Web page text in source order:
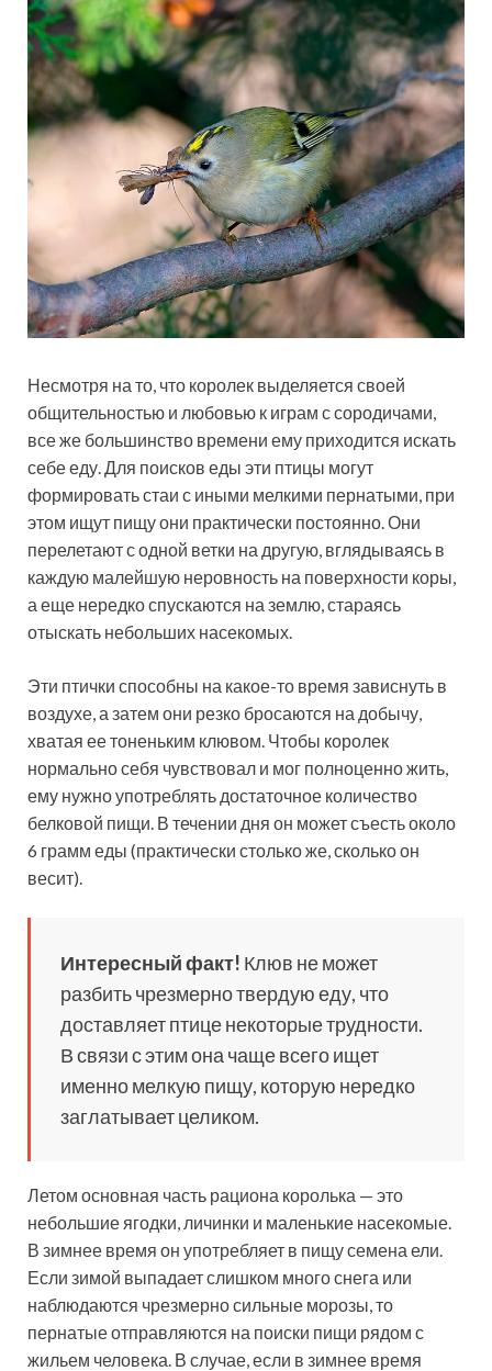
Несмотря на то, что королек выделяется своей
общительностью и любовью к играм с сородичами,
все же большинство времени ему приходится искать
себе еду. Для поисков еды эти птицы могут
формировать стаи с иными мелкими пернатыми, при
этом ищут пищу они практически постоянно. Они
перелетают с одной ветки на другую, вглядываясь в
каждую малейшую неровность на поверхности коры,
а еще нередко спускаются на землю, стараясь
отыскать небольших насекомых.
Эти птички способны на какое-то время зависнуть в
воздухе, а затем они резко бросаются на добычу,
хватая ее тоненьким клювом. Чтобы королек
нормально себя чувствовал и мог полноценно жить,
ему нужно употреблять достаточное количество
белковой пищи. В течении дня он может съесть около
6 грамм еды (практически столько же, сколько он
весит).
Интересный факт! Клюв не может
разбить чрезмерно твердую еду, что
доставляет птице некоторые трудности.
В связи с этим она чаще всего ищет
именно мелкую пищу, которую нередко
заглатывает целиком.
Летом основная часть рациона королька — это
небольшие ягодки, личинки и маленькие насекомые.
В зимнее время он употребляет в пищу семена ели.
Если зимой выпадает слишком много снега или
наблюдаются чрезмерно сильные морозы, то
пернатые отправляются на поиски пищи рядом с
жильем человека. В случае, если в зимнее время